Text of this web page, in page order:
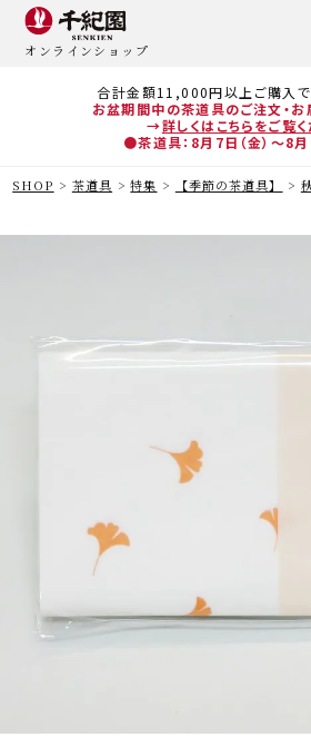
合計金額11,000円以上ご購入
お盆期間中の茶道具のご注文・お
→詳しくはこちらをご覧
●茶道具：8月7日（金）～8月
オンラインショップ
SHOP 茶道具 特集 【季節の茶道具】